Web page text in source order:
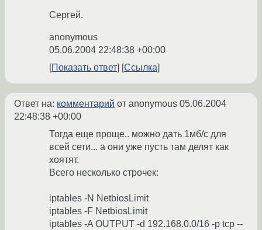
Сергей.
anonymous
05.06.2004 22:48:38 +00:00
Показать ответ
Ссылка
Ответ на: комментарий от anonymous 05.06.2004
22:48:38 +00:00
Тогда еще проще.. можно дать 1мб/с для
всей сети... а они уже пусть там делят как
хоятят.
Всего несколько строчек:
iptables -N NetbiosLimit
iptables -F NetbiosLimit
iptables -A OUTPUT -d 192.168.0.0/16 -p tcp --